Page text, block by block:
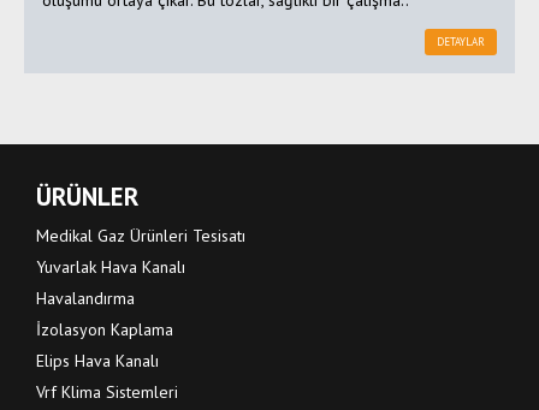
DETAYLAR
ÜRÜNLER
Medikal Gaz Ürünleri Tesisatı
Yuvarlak Hava Kanalı
Havalandırma
İzolasyon Kaplama
Elips Hava Kanalı
Vrf Klima Sistemleri